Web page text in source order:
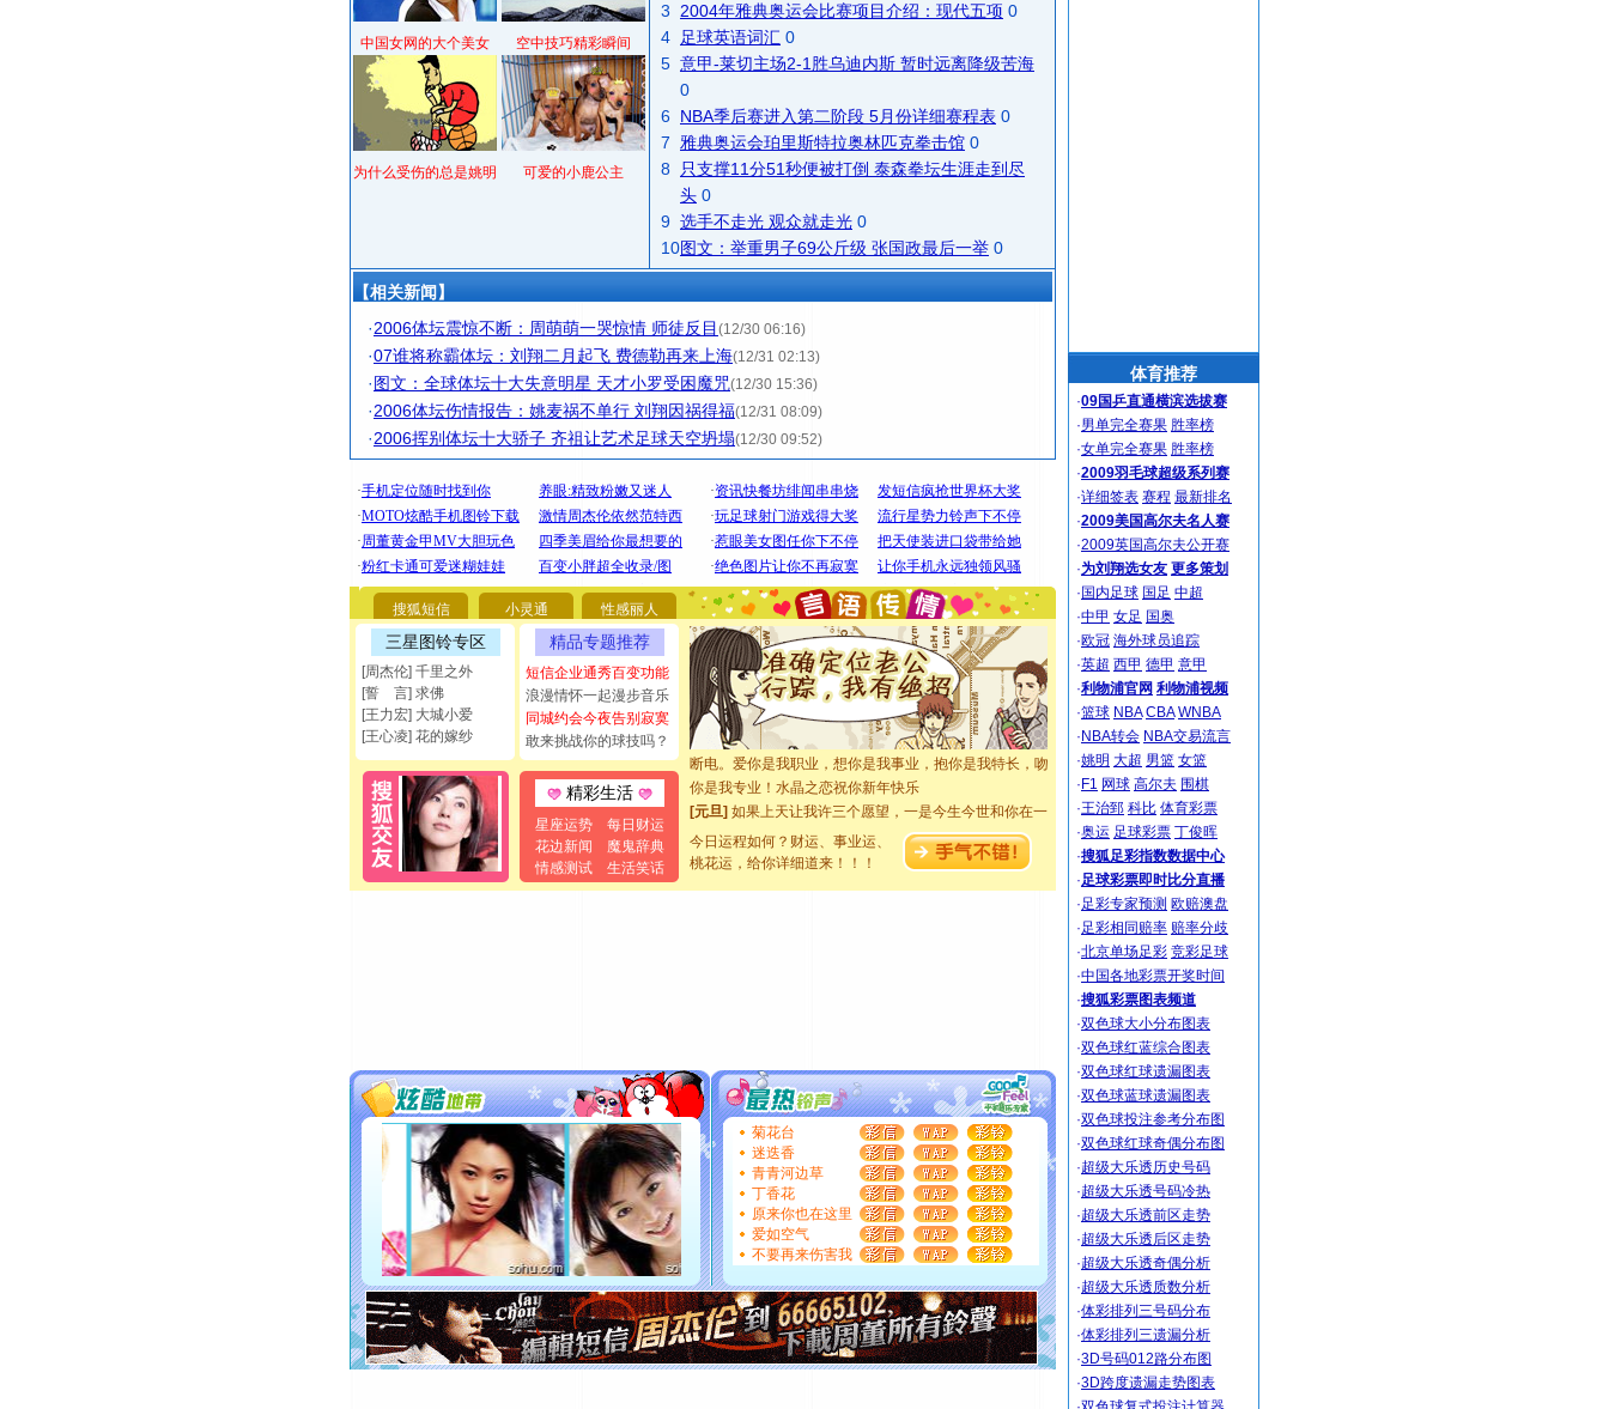
中国女网的大个美女 空中技巧精彩瞬间
为什么受伤的总是姚明 可爱的小鹿公主
3
2004年雅典奥运会比赛项目介绍：现代五项 0
4
足球英语词汇 0
5 意甲-莱切主场2-1胜乌迪内斯 暂时远离降级苦海
0
6 NBA季后赛进入第二阶段 5月份详细赛程表 0
7
雅典奥运会珀里斯特拉奥林匹克拳击馆 0
8
只支撑11分51秒便被打倒 泰森拳坛生涯走到尽
头 0
9 选手不走光 观众就走光 0
10图文：举重男子69公斤级 张国政最后一举 0
【相关新闻】
·2006体坛震惊不断：周萌萌一哭惊情 师徒反目 (12/30 06:16)
·07谁将称霸体坛：刘翔二月起飞 费德勒再来上海(12/31 02:13)
·图文：全球体坛十大失意明星 天才小罗受困魔咒(12/30 15:36)
·2006体坛伤情报告：姚麦祸不单行 刘翔因祸得福(12/31 08:09)
·2006挥别体坛十大骄子 齐祖让艺术足球天空坍塌(12/30 09:52)
搜狐短信 小灵通 性感丽人
三星图铃专区
[周杰伦] 千里之外
[誓 言] 求佛
[王力宏] 大城小爱
[王心凌] 花的嫁纱
精品专题推荐
短信企业通秀百变功能
浪漫情怀一起漫步音乐
同城约会今夜告别寂寞
敢来挑战你的球技吗？
精彩生活
星座运势
每日财运
花边新闻
魔鬼辞典
情感测试
生活笑话
[圣诞节] 圣诞节到了，想想没什么送给你的，又不打算给
你太多，只有给你五千万：千万快乐！千万要健康！千万
要平安！千万要知足！千万不要忘记我！
[圣诞节]不只这样的日子才会想起你,而是这样的日子才
能正大光明地骚扰你,告诉你,圣诞要快乐!新年要快乐!天天
都要快乐噢!
[圣诞节]奉上一颗祝福的心,在这个特别的日子里,愿幸福,
如意,快乐,鲜花,一切美好的祝愿与你同在.圣诞快乐!
[元旦]看到你我会触电；看不到你我要充电；没有你我会
断电。爱你是我职业，想你是我事业，抱你是我特长，吻
你是我专业！水晶之恋祝你新年快乐
[元旦] 如果上天让我许三个愿望，一是今生今世和你在一
起；二是再生再世和你在一起；三是三生三世和你不再分
离。水晶之恋祝你新年快乐
[元旦]当我狠下心扭头离去那一刻，你在我身后无助地哭
泣，这痛楚让我明白我多么爱你。我转身抱住你：这猪不
[圣诞节]圣诞节到了，想想没什么送给你的，又不打算给
你太多，只有给你五千万：千万快乐！千万要健康！千万
要平安！千万要知足！千万不要忘记我！
[圣诞节]不只这样的日子才会想起你,而是这样的日子才
能正大光明地骚扰你,告诉你,圣诞要快乐!新年要快乐!天天
都要快乐噢!
[圣诞节]奉上一颗祝福的心,在这个特别的日子里,愿幸福,
如意,快乐,鲜花,一切美好的祝愿与你同在.圣诞快乐!
[元旦]
看到你我会触电；看不到你我要充电；没有你我会
断电。爱你是我职业，想你是我事业，抱你是我特长，吻
你是我专业！水晶之恋祝你新年快乐
[元旦]如果上天让我许三个愿望，一是今生今世和你在一
起；二是再生再世和你在一起；三是三生三世和你不再分
今日运程如何？财运、事业运、
桃花运，给你详细道来！！！
菊花台
迷迭香
青青河边草
丁香花
原来你也在这里
爱如空气
不要再来伤害我
体育推荐
·09国乒直通横滨选拔赛
·男单完全赛果 胜率榜
·女单完全赛果 胜率榜
·2009羽毛球超级系列赛
·详细签表 赛程 最新排名
·2009美国高尔夫名人赛
·2009英国高尔夫公开赛
·为刘翔选女友 更多策划
· 国内足球 国足 中超
·中甲 女足 国奥
·欧冠 海外球员追踪
·英超 西甲 德甲 意甲
·利物浦官网 利物浦视频
·篮球 NBA CBA WNBA
· NBA转会 NBA交易流言
·姚明 大超 男篮 女篮
· F1 网球 高尔夫 围棋
·王治郅 科比 体育彩票
·奥运 足球彩票 丁俊晖
·搜狐足彩指数数据中心
·足球彩票即时比分直播
·足彩专家预测 欧赔澳盘
·足彩相同赔率 赔率分歧
·北京单场足彩 竞彩足球
·中国各地彩票开奖时间
·搜狐彩票图表频道
·双色球大小分布图表
·双色球红蓝综合图表
·双色球红球遗漏图表
·双色球蓝球遗漏图表
·双色球投注参考分布图
·双色球红球奇偶分布图
·超级大乐透历史号码
·超级大乐透号码冷热
·超级大乐透前区走势
·超级大乐透后区走势
·超级大乐透奇偶分析
·超级大乐透质数分析
·体彩排列三号码分布
·体彩排列三遗漏分析
·3D号码012路分布图
·3D跨度遗漏走势图表